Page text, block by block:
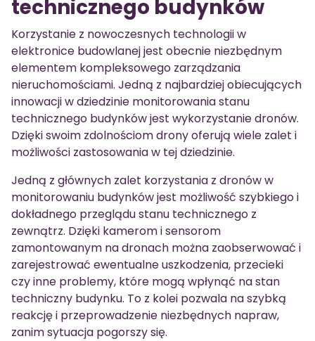
technicznego budynków
Korzystanie z nowoczesnych technologii w
elektronice budowlanej jest obecnie niezbędnym
elementem kompleksowego zarządzania
nieruchomościami. Jedną z najbardziej obiecujących
innowacji w dziedzinie monitorowania stanu
technicznego budynków jest wykorzystanie dronów.
Dzięki swoim zdolnościom drony oferują wiele zalet i
możliwości zastosowania w tej dziedzinie.
Jedną z głównych zalet korzystania z dronów w
monitorowaniu budynków jest możliwość szybkiego i
dokładnego przeglądu stanu technicznego z
zewnątrz. Dzięki kamerom i sensorom
zamontowanym na dronach można zaobserwować i
zarejestrować ewentualne uszkodzenia, przecieki
czy inne problemy, które mogą wpłynąć na stan
techniczny budynku. To z kolei pozwala na szybką
reakcję i przeprowadzenie niezbędnych napraw,
zanim sytuacja pogorszy się.